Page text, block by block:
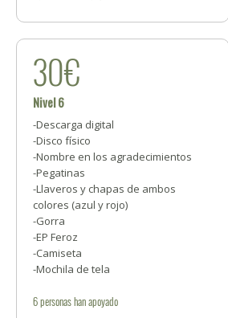
30€
Nivel 6
-Descarga digital
-Disco físico
-Nombre en los agradecimientos
-Pegatinas
-Llaveros y chapas de ambos
colores (azul y rojo)
-Gorra
-EP Feroz
-Camiseta
-Mochila de tela
6personashan apoyado